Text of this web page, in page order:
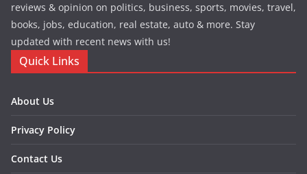
reviews & opinion on politics, business, sports, movies, travel,
books, jobs, education, real estate, auto & more. Stay
updated with recent news with us!
Quick Links
About Us
Privacy Policy
Contact Us